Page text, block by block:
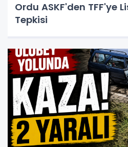
Ordu ASKF'den TFF'ye
Tepkisi